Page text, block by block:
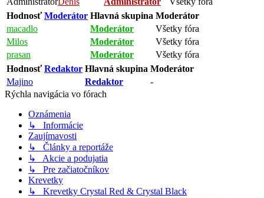
HodnosťModerátor Hlavná skupina Moderátor
macadlo
Moderátor
Všetky fóra
Milos
Moderátor
Všetky fóra
prasan
Moderátor
Všetky fóra
HodnosťRedaktor Hlavná skupina Moderátor
Majino
Redaktor
-
Rýchla navigácia vo fórach
Oznámenia
↳ Informácie
Zaujímavosti
↳ Články a reportáže
↳ Akcie a podujatia
↳ Pre začiatočníkov
Krevetky
↳ Krevetky Crystal Red & Crystal Black